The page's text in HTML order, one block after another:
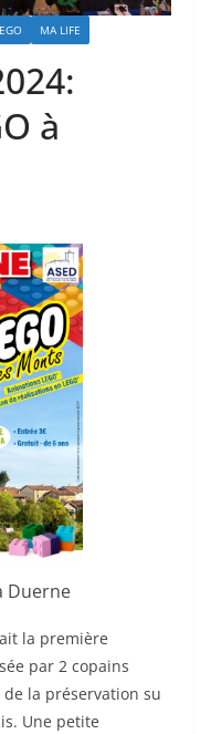
MA LIFE
à
Duerne
la première
par 2 copains
de la préservation su
Une petite